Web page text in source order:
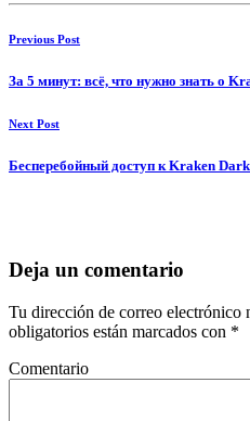
Previous Post
За 5 минут: всё, что нужно знать о
Next Post
Бесперебойный доступ к Kraken
Deja un comentario
Tu dirección de correo electrónico
obligatorios están marcados con *
Comentario